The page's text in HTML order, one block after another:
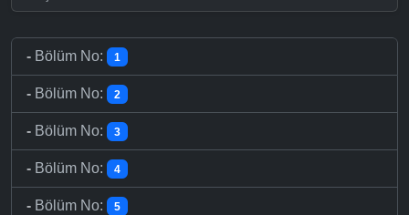
- Bölüm No: 1
- Bölüm No: 2
- Bölüm No: 3
- Bölüm No: 4
- Bölüm No: 5